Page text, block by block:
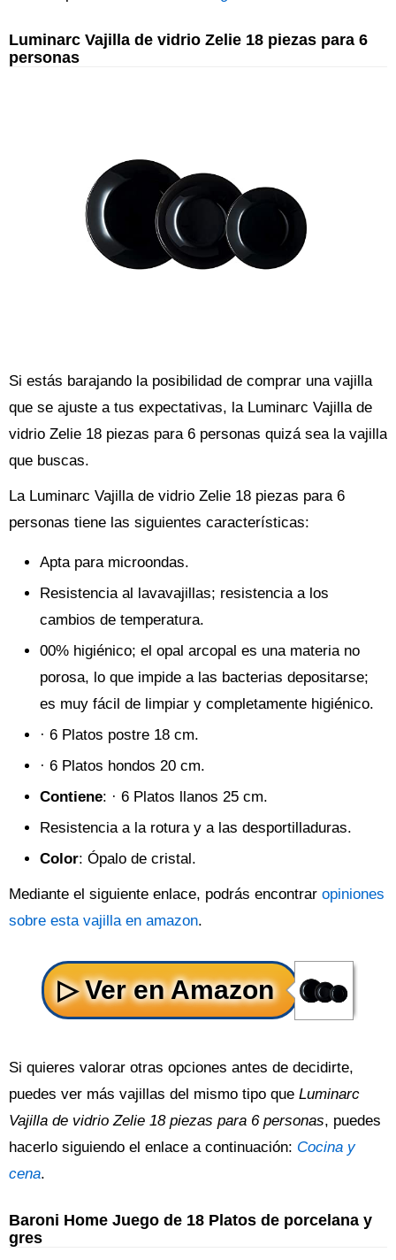
Luminarc Vajilla de vidrio Zelie 18 piezas para 6
personas
Si estás barajando la posibilidad de comprar una vajilla
que se ajuste a tus expectativas, la Luminarc Vajilla de
vidrio Zelie 18 piezas para 6 personas quizá sea la vajilla
que buscas.
La Luminarc Vajilla de vidrio Zelie 18 piezas para 6
personas tiene las siguientes características:
Apta para microondas.
Resistencia al lavavajillas; resistencia a los
cambios de temperatura.
00% higiénico; el opal arcopal es una materia no
porosa, lo que impide a las bacterias depositarse;
es muy fácil de limpiar y completamente higiénico.
· 6 Platos postre 18 cm.
· 6 Platos hondos 20 cm.
Contiene: · 6 Platos llanos 25 cm.
Resistencia a la rotura y a las desportilladuras.
Color: Ópalo de cristal.
Mediante el siguiente enlace, podrás encontrar opiniones
sobre esta vajilla en amazon.
Si quieres valorar otras opciones antes de decidirte,
puedes ver más vajillas del mismo tipo que Luminarc
Vajilla de vidrio Zelie 18 piezas para 6 personas, puedes
hacerlo siguiendo el enlace a continuación: Cocina y
cena.
Baroni Home Juego de 18 Platos de porcelana y
gres